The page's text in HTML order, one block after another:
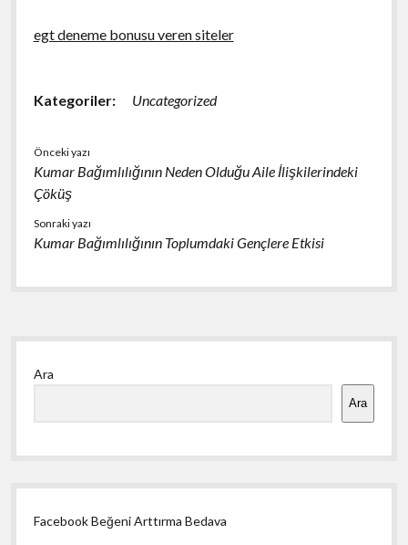
egt deneme bonusu veren siteler
Kategoriler: Uncategorized
Önceki yazı
Kumar Bağımlılığının Neden Olduğu Aile İlişkilerindeki
Çöküş
Sonraki yazı
Kumar Bağımlılığının Toplumdaki Gençlere Etkisi
Yan
Menü
Ara
Ara
Facebook Beğeni Arttırma Bedava